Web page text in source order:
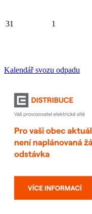
31 1
Kalendář svozu odpadu